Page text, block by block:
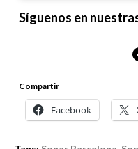
Síguenos en
Compartir
Facebook